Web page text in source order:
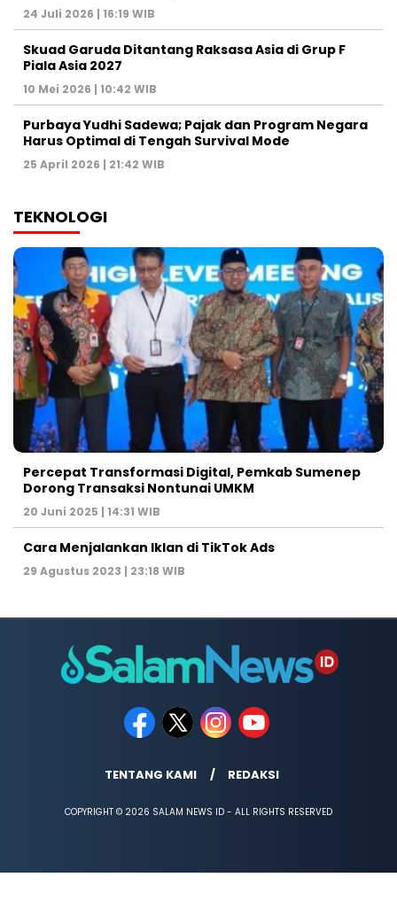
24 Juli 2026 | 16:19 WIB
Skuad Garuda Ditantang Raksasa Asia di Grup F
Piala Asia 2027
10 Mei 2026 | 10:42 WIB
Purbaya Yudhi Sadewa; Pajak dan Program Negara
Harus Optimal di Tengah Survival Mode
25 April 2026 | 21:42 WIB
TEKNOLOGI
Percepat Transformasi Digital, Pemkab Sumenep
Dorong Transaksi Nontunai UMKM
20 Juni 2025 | 14:31 WIB
Cara Menjalankan Iklan di TikTok Ads
29 Agustus 2023 | 23:18 WIB
TENTANG KAMI REDAKSI
COPYRIGHT © 2026 SALAM NEWS ID - ALL RIGHTS RESERVED